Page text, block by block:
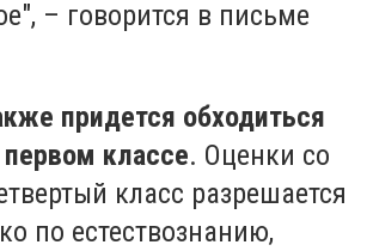
– говорится в письме
придется обходиться
классе. Оценки со
класс разрешается
по естествознанию,